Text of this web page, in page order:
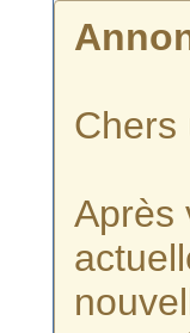
Chers
Après